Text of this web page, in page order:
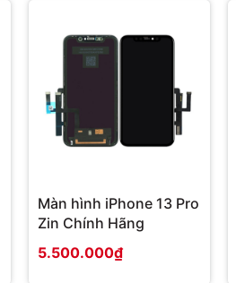
Màn hình iPhone 13 Pro
Zin Chính Hãng
5.500.000₫